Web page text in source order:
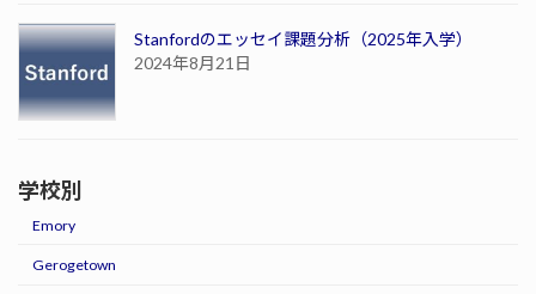
Stanfordのエッセイ課題分析（2025年入学）
2024年8月21日
学校別
Emory
Gerogetown